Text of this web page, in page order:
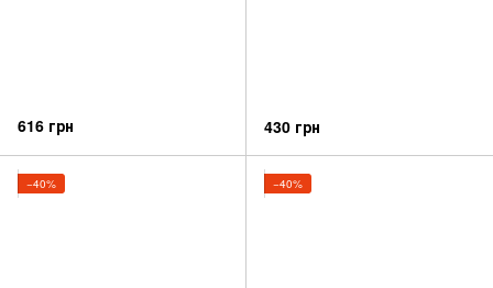
616 грн 430 грн
−40% −40%